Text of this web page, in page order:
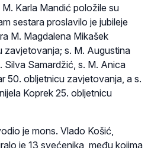
Karla Mandić položile su
sestara proslavilo je jubileje
M. Magdalena Mikašek
zavjetovanja; s. M. Augustina
Silva Samardžić, s. M. Anica
50. obljetnicu zavjetovanja, a s.
Koprek 25. obljetnicu
je mons. Vlado Košić,
je 13 svećenika, među kojima